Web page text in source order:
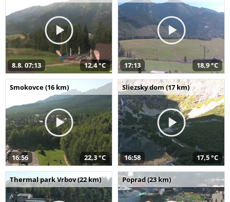
8.8. 07:13 12,4 °C 17:13 18,9 °C
Smokovce (16 km)
16:56 22,3 °C
Sliezsky dom (17 km)
16:58 17,5 °C
Thermal park Vrbov (22 km) Poprad (23 km)